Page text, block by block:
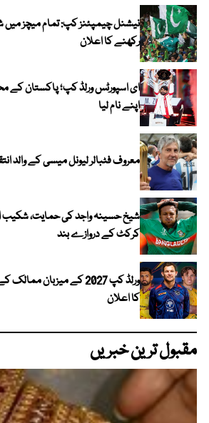
نیشنل چیمپئنز کپ: تمام میچز میں
رکھنے کا اعلان
اپنے نام لیا
معروف فٹبالر لیونل میسی کے والد
شیخ حسینہ واجد کی حمایت، شکیب
کرکٹ کے دروازے بند
ورلڈ کپ 2027 کے میزبان
کا اعلان
مقبول ترین خبریں